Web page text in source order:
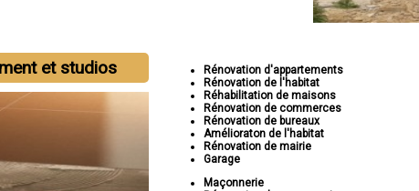
et studios
Rénovation d'appartements
Rénovation de l'habitat
Réhabilitation de maisons
Rénovation de commerces
Rénovation de bureaux
Amélioraton de l'habitat
Rénovation de mairie
Garage
Maçonnerie